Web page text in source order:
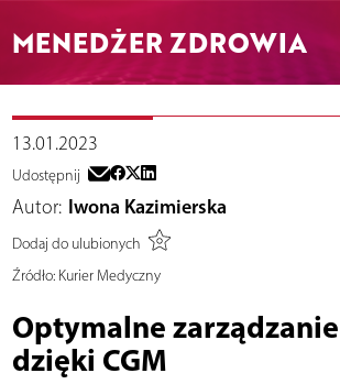
MENEDŻER ZDROWIA
13.01.2023
Udostępnij
Autor: Iwona Kazimierska
Dodaj do ulubionych
Źródło:Kurier Medyczny
Optymalne
dzięki CGM